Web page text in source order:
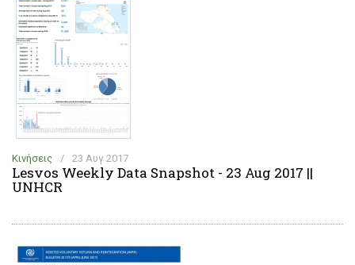
Κινήσεις / 23 Αυγ 2017
Lesvos Weekly Data Snapshot - 23 Aug 2017 ||
UNHCR